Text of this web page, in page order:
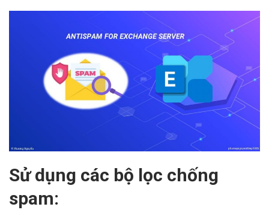
Sử dụng các bộ lọc chống
spam: